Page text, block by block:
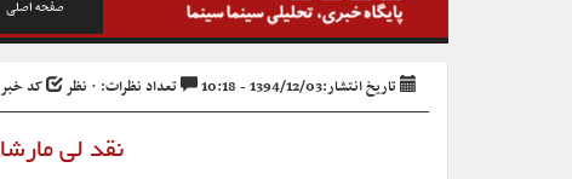
صفحه اصلی
تاریخ انتشار:1394/12/03 - 10:18 تعداد نظرات: ۰ نظر کد خبر :
نقد لی